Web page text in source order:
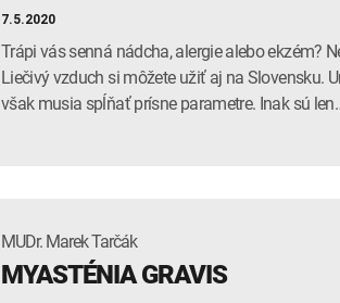
7.5.2020
Trápi vás senná nádcha, alergie alebo ekzém?
Liečivý vzduch si môžete užiť aj na Slovensku.
však musia spĺňať prísne parametre. Inak sú
MUDr. Marek Tarčák
MYASTÉNIA GRAVIS